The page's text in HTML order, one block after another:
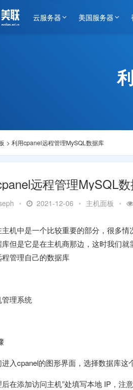
云服务器 美国服务器
> 利用cpanel远程管理MySQL数据库
远程管理MySQL
• 2021-12-06 • 主机面板 •
机中是一个比较重要的部分，很多
但是它是在主机商那边，这时我们
管理自己的数据库
理系统
入cpanel的图形界面，选择数据库
在添加访问主机”处填写本地 IP，注